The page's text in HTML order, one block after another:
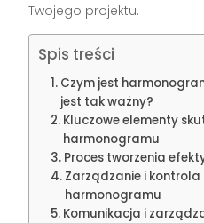
Twojego projektu.
Spis treści
Czym jest
jest tak ważny?
Kluczowe elementy
harmonogramu
Proces tworzenia
Zarządzanie i
harmonogramu
Komunikacja i